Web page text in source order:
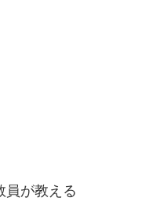
が教える